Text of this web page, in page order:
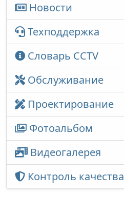
Новости
Техподдержка
Словарь CCTV
Обслуживание
Проектирование
Фотоальбом
Видеогалерея
Контроль качества